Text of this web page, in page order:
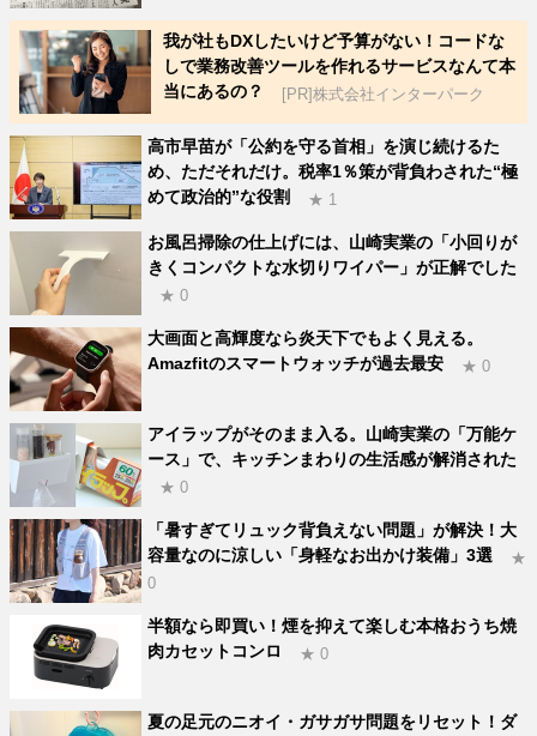
我が社もDXしたいけど予算がない！コードな
しで業務改善ツールを作れるサービスなんて本
当にあるの？
[PR]株式会社インターパーク
高市早苗が「公約を守る首相」を演じ続けるた
め、ただそれだけ。税率1％策が背負わされた“極
めて政治的”な役割
★ 1
お風呂掃除の仕上げには、山崎実業の「小回りが
きくコンパクトな水切りワイパー」が正解でした
★ 0
大画面と高輝度なら炎天下でもよく見える。
Amazfitのスマートウォッチが過去最安
★ 0
アイラップがそのまま入る。山崎実業の「万能ケ
ース」で、キッチンまわりの生活感が解消された
★ 0
「暑すぎてリュック背負えない問題」が解決！大
容量なのに涼しい「身軽なお出かけ装備」3選
★
0
半額なら即買い！煙を抑えて楽しむ本格おうち焼
肉カセットコンロ
★ 0
夏の足元のニオイ・ガサガサ問題をリセット！ダ